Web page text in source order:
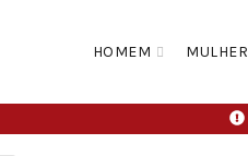
HOMEM MULHER